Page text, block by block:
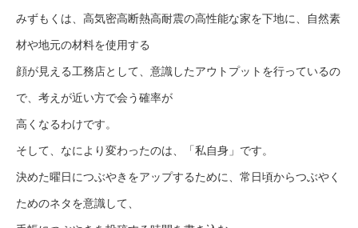
みずもくは、高気密高断熱高耐震の高性能な家を下地に、自然素
材や地元の材料を使用する
顔が見える工務店として、意識したアウトプットを行っているの
で、考えが近い方で会う確率が
高くなるわけです。
そして、なにより変わったのは、「私自身」です。
決めた曜日につぶやきをアップするために、常日頃からつぶやく
ためのネタを意識して、